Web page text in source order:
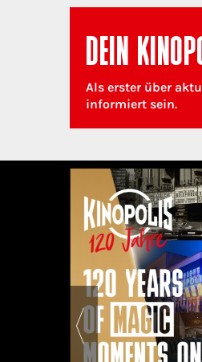
DEIN
Als erster über
informiert sein.